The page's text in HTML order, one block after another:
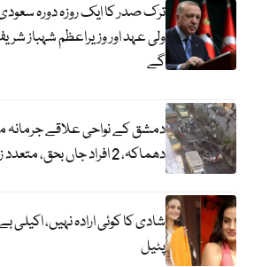
ترک صدر کا ایک روزہ دورہ
ولی عہد اور وزیراعظم شہباز
گے
دمشق کے نواحی علاقے
دھماکہ، 2 افراد جاں بحق، متعدد زخمی
شادی کا کوئی ارادہ نہیں،
پٹیل